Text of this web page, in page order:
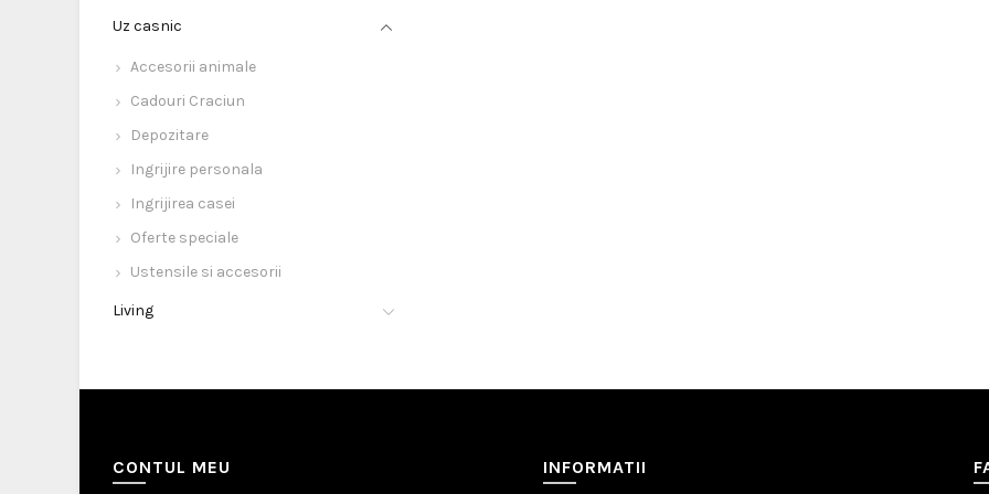
Uz casnic
Accesorii animale
Cadouri Craciun
Depozitare
Ingrijire personala
Ingrijirea casei
Oferte speciale
Ustensile si accesorii
Living
CONTUL MEU INFORMATII